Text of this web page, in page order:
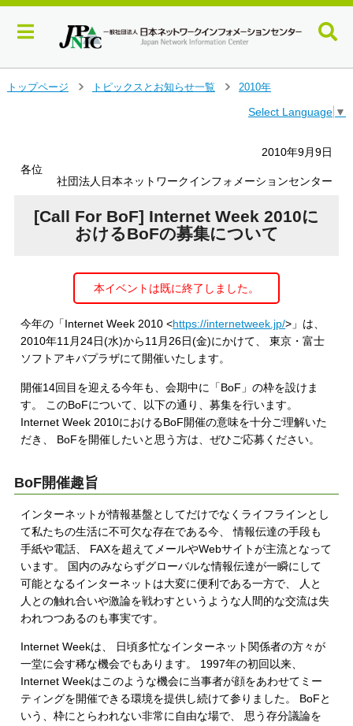
トップページ
トピックスとお知らせ一覧
2010年
Select Language ▼
2010年9月9日
各位
社団法人日本ネットワークインフォメーションセンター
[Call For BoF] Internet Week 2010に
おけるBoFの募集について
本イベントは既に終了しました。
今年の「Internet Week 2010 <https://internetweek.jp/>」は、
2010年11月24日(水)から11月26日(金)にかけて、 東京・富士
ソフトアキバプラザにて開催いたします。
開催14回目を迎える今年も、会期中に「BoF」の枠を設けま
す。 このBoFについて、以下の通り、募集を行います。
Internet Week 2010におけるBoF開催の意味を十分ご理解いた
だき、 BoFを開催したいと思う方は、ぜひご応募ください。
BoF開催趣旨
インターネットが情報基盤としてだけでなくライフラインとし
て私たちの生活に不可欠な存在である今、 情報伝達の手段も
手紙や電話、 FAXを超えてメールやWebサイトが主流となって
います。 国内のみならずグローバルな情報伝達が一瞬にして
可能となるインターネットは大変に便利である一方で、 人と
人との触れ合いや激論を戦わすというような人間的な交流は失
われつつあるのも事実です。
Internet Weekは、 日頃多忙なインターネット関係者の方々が
一堂に会す稀な機会でもあります。 1997年の初回以来、
Internet Weekはこのような機会に当事者が顔をあわせてミー
ティングを開催できる環境を提供し続けて参りました。 BoFと
いう、枠にとらわれない非常に自由な場で、 思う存分議論を